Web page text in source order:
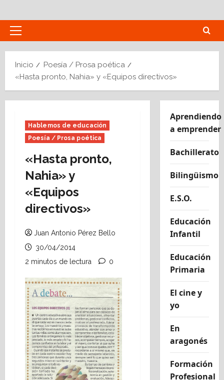
al
contenido
Menú
Inicio
Poesía / Prosa poética
«Hasta pronto, Nahia» y «Equipos directivos»
Hablemos de educación
Poesía / Prosa poética
«Hasta pronto,
Nahia» y
«Equipos
directivos»
Juan Antonio Pérez Bello
30/04/2014
2 minutos de lectura
0
Aprendiendo
a emprender
Bachillerato
Bilingüismo
E.S.O.
Educación
Infantil
Educación
Primaria
El cine y
yo
En
aragonés
Formación
Profesional